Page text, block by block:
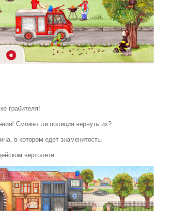
грабителя!
Сможет ли полиция вернуть их?
в котором едет знаменитость.
вертолете.